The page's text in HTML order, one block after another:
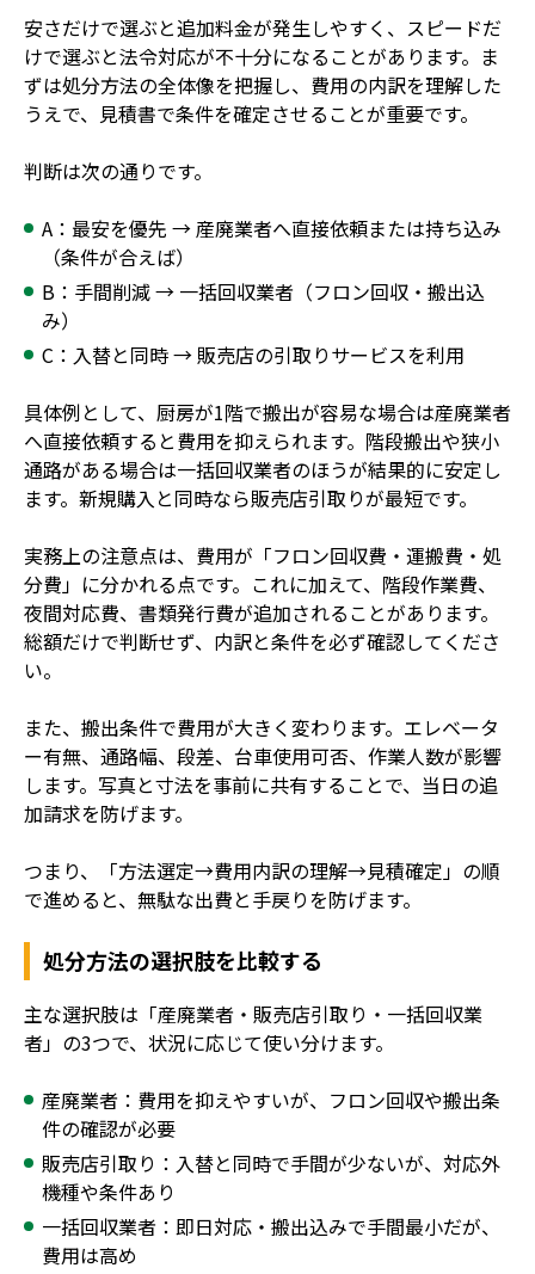
安さだけで選ぶと追加料金が発生しやすく、スピードだ
けで選ぶと法令対応が不十分になることがあります。ま
ずは処分方法の全体像を把握し、費用の内訳を理解した
うえで、見積書で条件を確定させることが重要です。
判断は次の通りです。
A：最安を優先 → 産廃業者へ直接依頼または持ち込み
（条件が合えば）
B：手間削減 → 一括回収業者（フロン回収・搬出込
み）
C：入替と同時 → 販売店の引取りサービスを利用
具体例として、厨房が1階で搬出が容易な場合は産廃業者
へ直接依頼すると費用を抑えられます。階段搬出や狭小
通路がある場合は一括回収業者のほうが結果的に安定し
ます。新規購入と同時なら販売店引取りが最短です。
実務上の注意点は、費用が「フロン回収費・運搬費・処
分費」に分かれる点です。これに加えて、階段作業費、
夜間対応費、書類発行費が追加されることがあります。
総額だけで判断せず、内訳と条件を必ず確認してくださ
い。
また、搬出条件で費用が大きく変わります。エレベータ
ー有無、通路幅、段差、台車使用可否、作業人数が影響
します。写真と寸法を事前に共有することで、当日の追
加請求を防げます。
つまり、「方法選定→費用内訳の理解→見積確定」の順
で進めると、無駄な出費と手戻りを防げます。
処分方法の選択肢を比較する
主な選択肢は「産廃業者・販売店引取り・一括回収業
者」の3つで、状況に応じて使い分けます。
産廃業者：費用を抑えやすいが、フロン回収や搬出条
件の確認が必要
販売店引取り：入替と同時で手間が少ないが、対応外
機種や条件あり
一括回収業者：即日対応・搬出込みで手間最小だが、
費用は高め